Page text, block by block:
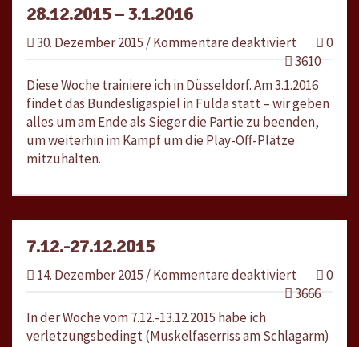
28.12.2015 – 3.1.2016
30. Dezember 2015 /Kommentare deaktiviert
28.12.2015
–
3.1.2016
0
3610
Diese Woche trainiere ich in Düsseldorf. Am 3.1.2016
findet das Bundesligaspiel in Fulda statt – wir geben
alles um am Ende als Sieger die Partie zu beenden,
um weiterhin im Kampf um die Play-Off-Plätze
mitzuhalten.
7.12.-27.12.2015
14. Dezember 2015 /Kommentare deaktiviert
7.12.-
0
3666
In der Woche vom 7.12.-13.12.2015 habe ich
verletzungsbedingt (Muskelfaserriss am Schlagarm)